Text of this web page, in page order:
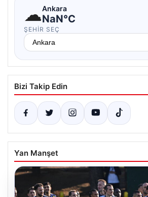
☁Ankara
NaN°C
ŞEHIR SEÇ
Bizi Takip Edin
Yan Manşet